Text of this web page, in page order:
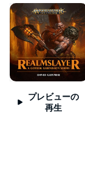
プレビューの
再生